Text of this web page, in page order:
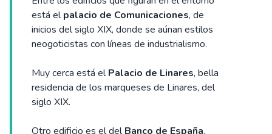
está elpalacio de Comunicaciones, de
inicios del siglo XIX, donde se aúnan estilos
neogoticistas con líneas de industrialismo.
Muy cerca está elPalacio de Linares, bella
residencia de los marqueses de Linares, del
siglo XIX.
Otro edificio es el delBanco de España,